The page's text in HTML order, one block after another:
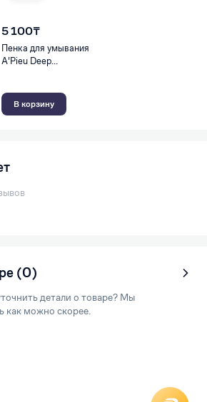
5 100₸
Пенка для умывания
A'Pieu Deep...
В корзину
(0)
детали о товаре? Мы
как можно скорее.